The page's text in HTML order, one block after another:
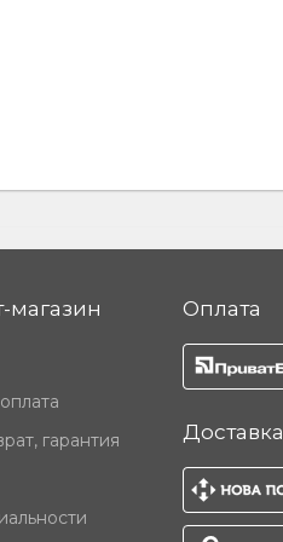
магазин
гарантия
Оплата
Доставка